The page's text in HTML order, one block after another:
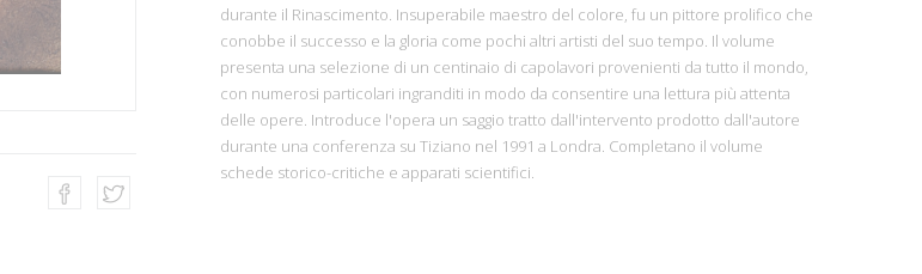
durante il Rinascimento. Insuperabile maestro del colore, fu un pittore prolifico che
conobbe il successo e la gloria come pochi altri artisti del suo tempo. Il volume
presenta una selezione di un centinaio di capolavori provenienti da tutto il mondo,
con numerosi particolari ingranditi in modo da consentire una lettura più attenta
delle opere. Introduce l'opera un saggio tratto dall'intervento prodotto dall'autore
durante una conferenza su Tiziano nel 1991 a Londra. Completano il volume
schede storico-critiche e apparati scientifici.